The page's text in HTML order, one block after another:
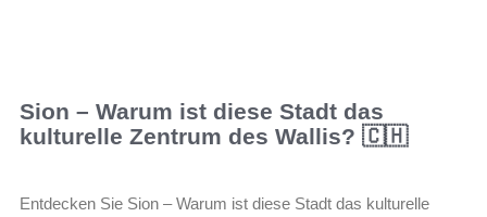
Sion – Warum ist diese Stadt das
kulturelle Zentrum des Wallis? 🇨🇭
Entdecken Sie Sion – Warum ist diese Stadt das kulturelle